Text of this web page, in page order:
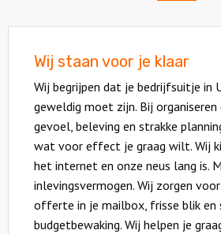
Wij staan voor je klaar
Wij begrijpen dat je bedrijfsuitje in
geweldig moet zijn. Bij
gevoel, beleving en strakke
wat voor effect je graag wilt. Wij
het internet en onze neus lang is.
inlevingsvermogen. Wij zorgen
offerte in je mailbox, frisse blik en
budgetbewaking. Wij helpen je